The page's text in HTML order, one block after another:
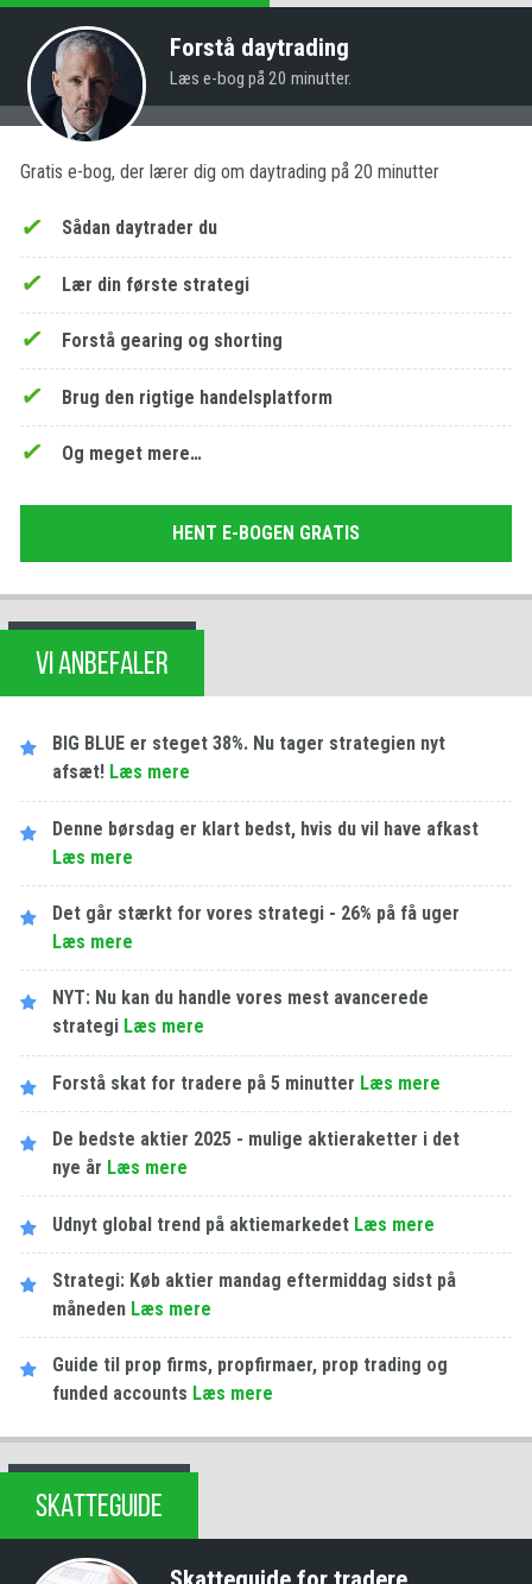
Forstå daytrading
Læs e-bog på 20 minutter.
Gratis e-bog, der lærer dig om daytrading på 20 minutter
Sådan daytrader du
Lær din første strategi
Forstå gearing og shorting
Brug den rigtige handelsplatform
Og meget mere…
HENT E-BOGEN GRATIS
VI ANBEFALER
BIG BLUE er steget 38%. Nu tager strategien nyt
afsæt! Læs mere
Denne børsdag er klart bedst, hvis du vil have afkast
Læs mere
Det går stærkt for vores strategi - 26% på få uger
Læs mere
NYT: Nu kan du handle vores mest avancerede
strategi Læs mere
Forstå skat for tradere på 5 minutter Læs mere
De bedste aktier 2025 - mulige aktieraketter i det
nye år Læs mere
Udnyt global trend på aktiemarkedet Læs mere
Strategi: Køb aktier mandag eftermiddag sidst på
måneden Læs mere
Guide til prop firms, propfirmaer, prop trading og
funded accounts Læs mere
SKATTEGUIDE